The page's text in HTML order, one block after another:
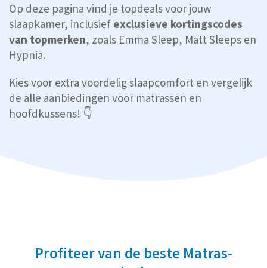
Op deze pagina vind je topdeals voor jouw
slaapkamer, inclusief exclusieve kortingscodes
van topmerken, zoals Emma Sleep, Matt Sleeps en
Hypnia.
Kies voor extra voordelig slaapcomfort en vergelijk
de alle aanbiedingen voor matrassen en
hoofdkussens! 👇
Profiteer van de beste Matras-